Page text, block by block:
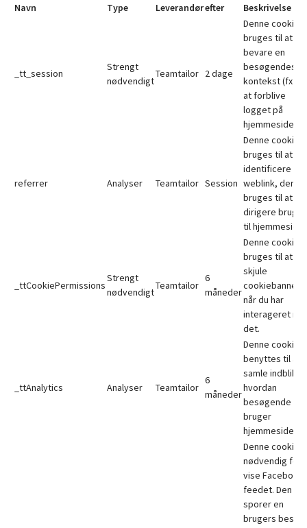
Navn Type Leverandørefter
Beskrivelse
_tt_session
Strengt
nødvendigt
Teamtailor 2 dage
Denne cookie
bruges til at
bevare en
besøgendes
kontekst (fx for
at forblive
logget på
hjemmesiden).
referrer Analyser Teamtailor Session
Denne cookie
bruges til at
identificere det
weblink, der
bruges til at
dirigere
til
_ttCookiePermissions
Strengt
nødvendigt
Teamtailor
6
måneder
Denne cookie
bruges til at
skjule
når du har
interageret
det.
_ttAnalytics Analyser Teamtailor
6
måneder
Denne cookie
benyttes til at
samle indblik i,
hvordan
besøgende
bruger
hjemmesiden.
Denne cookie
nødvendig for
vise Facebook-
feedet. Den
sporer en
brugers besøg